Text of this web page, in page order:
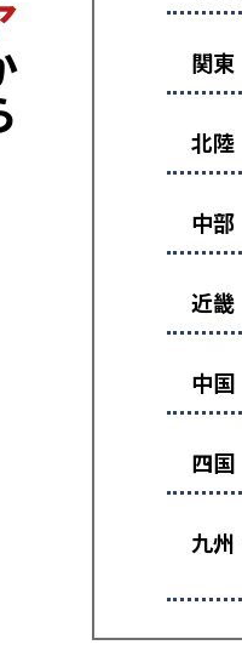
関東
北陸
中部
近畿
中国
四国
九州